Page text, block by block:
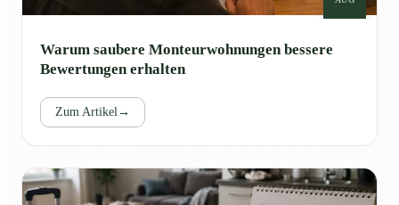
Warum saubere Monteurwohnungen bessere
Bewertungen erhalten
Zum Artikel→